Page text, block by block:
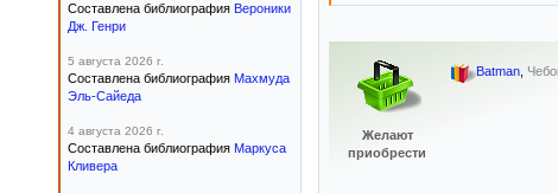
Желают
приобрести
Batman,
Составлена библиография Вероники
Дж. Генри
5 августа 2026 г.
Составлена библиография Махмуда
Эль-Сайеда
4 августа 2026 г.
Составлена библиография Маркуса
Кливера